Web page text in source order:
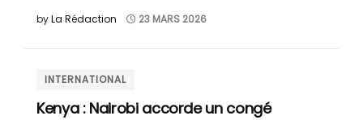
byLa Rédaction 23 MARS 2026
INTERNATIONAL
Kenya : Nairobi accorde un congé